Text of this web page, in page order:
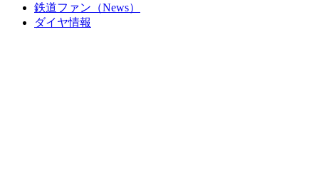
鉄道ファン（News）
ダイヤ情報